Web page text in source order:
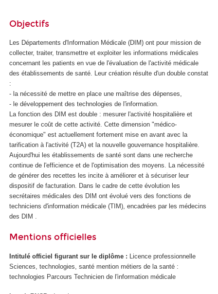
Objectifs
Les Départements d'Information Médicale (DIM) ont pour mission de
collecter, traiter, transmettre et exploiter les informations médicales
concernant les patients en vue de l'évaluation de l'activité médicale
des établissements de santé. Leur création résulte d'un double constat
:
- la nécessité de mettre en place une maîtrise des dépenses,
- le développement des technologies de l'information.
La fonction des DIM est double : mesurer l'activité hospitalière et
mesurer le coût de cette activité. Cette dimension "médico-
économique" est actuellement fortement mise en avant avec la
tarification à l'activité (T2A) et la nouvelle gouvernance hospitalière.
Aujourd'hui les établissements de santé sont dans une recherche
continue de l'efficience et de l'optimisation des moyens. La nécessité
de générer des recettes les incite à améliorer et à sécuriser leur
dispositif de facturation. Dans le cadre de cette évolution les
secrétaires médicales des DIM ont évolué vers des fonctions de
techniciens d'information médicale (TIM), encadrées par les médecins
des DIM .
Mentions officielles
Intitulé officiel figurant sur le diplôme :
Licence professionnelle
Sciences, technologies, santé mention métiers de la santé :
technologies Parcours Technicien de l'information médicale